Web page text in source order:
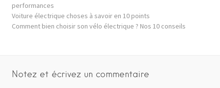
performances
Voiture électrique choses à savoir en 10 points
Comment bien choisir son vélo électrique ? Nos 10 conseils
Notez et écrivez un commentaire